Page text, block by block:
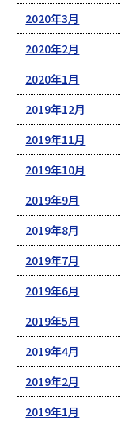
2020年3月
2020年2月
2020年1月
2019年12月
2019年11月
2019年10月
2019年9月
2019年8月
2019年7月
2019年6月
2019年5月
2019年4月
2019年2月
2019年1月